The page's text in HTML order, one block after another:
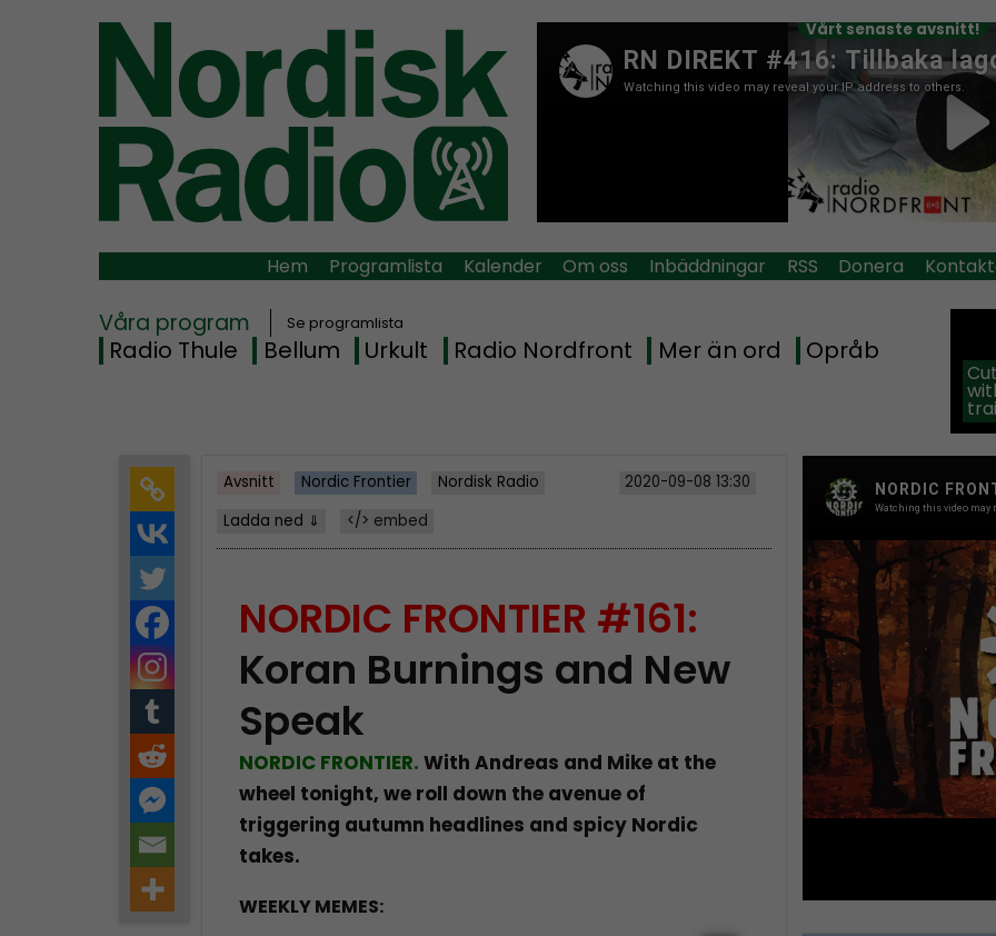
Vårt senaste avsnitt!
Hem Programlista Kalender Om oss Inbäddningar RSS Donera
Våra program Se programlista
Radio Thule Bellum Urkult Radio Nordfront Mer än ord Opråb
Avsnitt Nordic Frontier Nordisk Radio
2020-09-08 13:30
Ladda ned ⇓
</> embed
NORDIC FRONTIER #161:
Koran Burnings and New
Speak
NORDIC FRONTIER. With Andreas and Mike at the
wheel tonight, we roll down the avenue of
triggering autumn headlines and spicy Nordic
takes.
WEEKLY MEMES: